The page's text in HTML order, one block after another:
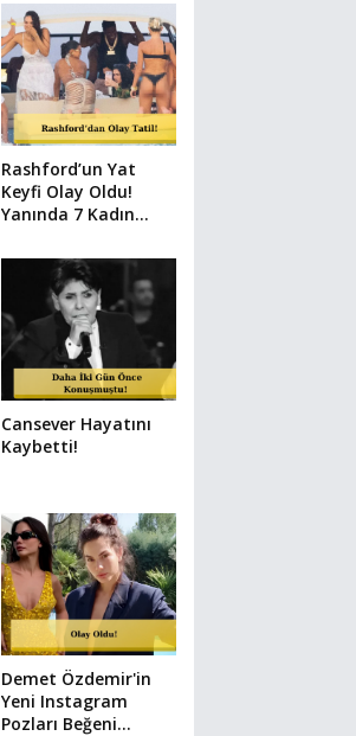
Rashford’un Yat
Keyfi Olay Oldu!
Yanında 7 Kadın
Cansever Hayatını
Kaybetti!
Demet Özdemir'in
Yeni Instagram
Pozları Beğeni